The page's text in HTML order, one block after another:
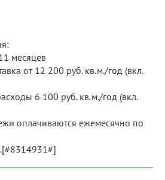
месяцев
от 12 200 руб. кв.м./год (вкл.
6 100 руб. кв.м./год (вкл.
оплачиваются ежемесячно по